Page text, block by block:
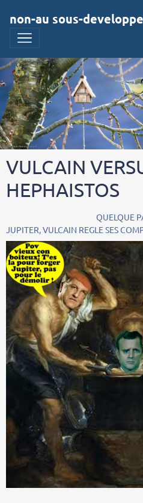
non-au sous-
VULCAIN
HEPHAISTOS
QUELQUE PART ,
JUPITER, VULCAIN REGLE SES